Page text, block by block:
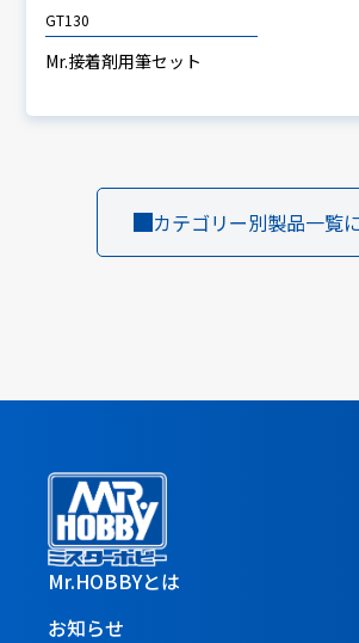
GT130
Mr.接着剤用筆セット
カテゴリー別製品一覧
Mr.HOBBYとは
お知らせ